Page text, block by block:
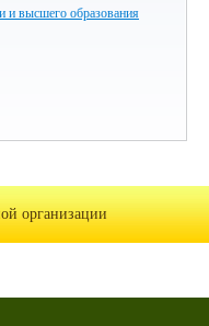
и высшего образования
организации